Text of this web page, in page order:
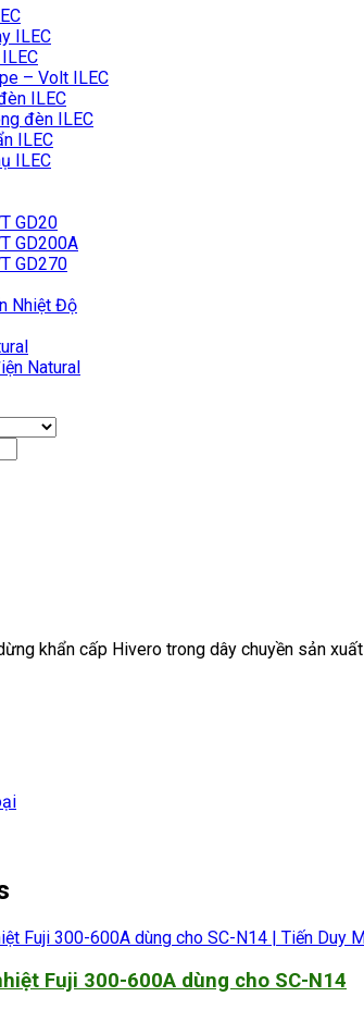
ILEC
– Volt ILEC
ILEC
đèn ILEC
ILEC
ILEC
GD20
GD200A
GD270
Nhiệt Độ
Natural
khẩn cấp Hivero trong dây chuyền sản xuất
Fuji 300-600A dùng cho SC-N14